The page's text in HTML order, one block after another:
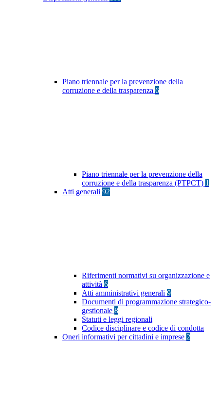
Piano triennale per la prevenzione della
corruzione e della trasparenza 6
Piano triennale per la prevenzione della
corruzione e della trasparenza (PTPCT) 1
Atti generali 92
Riferimenti normativi su organizzazione e
attività 6
Atti amministrativi generali 9
Documenti di programmazione strategico-
gestionale 8
Statuti e leggi regionali
Codice disciplinare e codice di condotta
Oneri informativi per cittadini e imprese 2